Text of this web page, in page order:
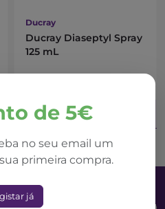
de 5€
no seu email um
primeira compra.
já
Ducray
Ducray Diaseptyl Spray
125 mL
Adicionar ao Carrinho